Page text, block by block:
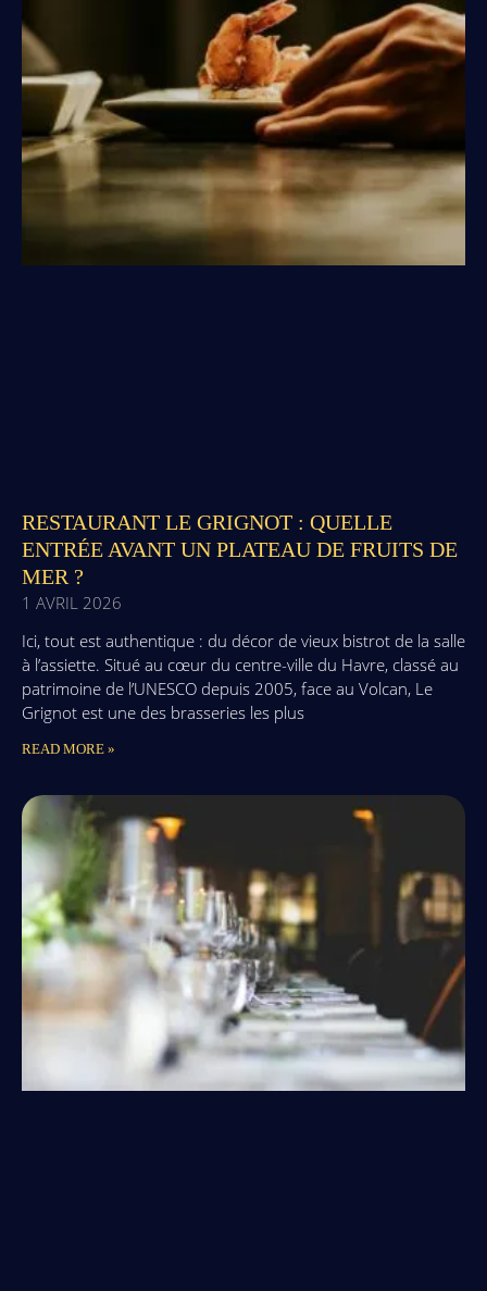
RESTAURANT LE GRIGNOT : QUELLE
ENTRÉE AVANT UN PLATEAU DE FRUITS DE
MER ?
1 AVRIL 2026
Ici, tout est authentique : du décor de vieux bistrot de la salle
à l’assiette. Situé au cœur du centre-ville du Havre, classé au
patrimoine de l’UNESCO depuis 2005, face au Volcan, Le
Grignot est une des brasseries les plus
READ MORE »